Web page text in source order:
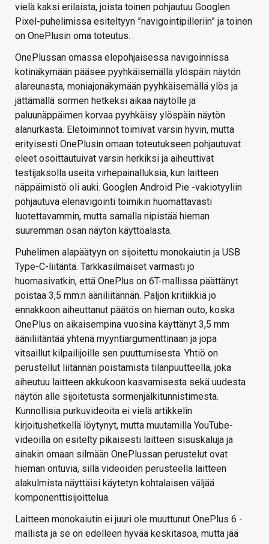
vielä kaksi erilaista, joista toinen pohjautuu Googlen
Pixel-puhelimissa esiteltyyn ”navigointipilleriin” ja toinen
on OnePlusin oma toteutus.
OnePlussan omassa elepohjaisessa navigoinnissa
kotinäkymään pääsee pyyhkäisemällä ylöspäin näytön
alareunasta, moniajonäkymään pyyhkäisemällä ylös ja
jättämällä sormen hetkeksi aikaa näytölle ja
paluunäppäimen korvaa pyyhkäisy ylöspäin näytön
alanurkasta. Eletoiminnot toimivat varsin hyvin, mutta
erityisesti OnePlusin omaan toteutukseen pohjautuvat
eleet osoittautuivat varsin herkiksi ja aiheuttivat
testijaksolla useita virhepainalluksia, kun laitteen
näppäimistö oli auki. Googlen Android Pie -vakiotyyliin
pohjautuva elenavigointi toimikin huomattavasti
luotettavammin, mutta samalla nipistää hieman
suuremman osan näytön käyttöalasta.
Puhelimen alapäätyyn on sijoitettu monokaiutin ja USB
Type-C-liitäntä. Tarkkasilmäiset varmasti jo
huomasivatkin, että OnePlus on 6T-mallissa päättänyt
poistaa 3,5 mm:n ääniliitännän. Paljon kritiikkiä jo
ennakkoon aiheuttanut päätös on hieman outo, koska
OnePlus on aikaisempina vuosina käyttänyt 3,5 mm
ääniliitäntää yhtenä myyntiargumenttinaan ja jopa
vitsaillut kilpailijoille sen puuttumisesta. Yhtiö on
perustellut liitännän poistamista tilanpuutteella, joka
aiheutuu laitteen akkukoon kasvamisesta sekä uudesta
näytön alle sijoitetusta sormenjälkitunnistimesta.
Kunnollisia purkuvideoita ei vielä artikkelin
kirjoitushetkellä löytynyt, mutta muutamilla YouTube-
videoilla on esitelty pikaisesti laitteen sisuskaluja ja
ainakin omaan silmään OnePlussan perustelut ovat
hieman ontuvia, sillä videoiden perusteella laitteen
alakulmista näyttäisi käytetyn kohtalaisen väljää
komponenttisijoittelua.
Laitteen monokaiutin ei juuri ole muuttunut OnePlus 6 -
mallista ja se on edelleen hyvää keskitasoa, mutta jää